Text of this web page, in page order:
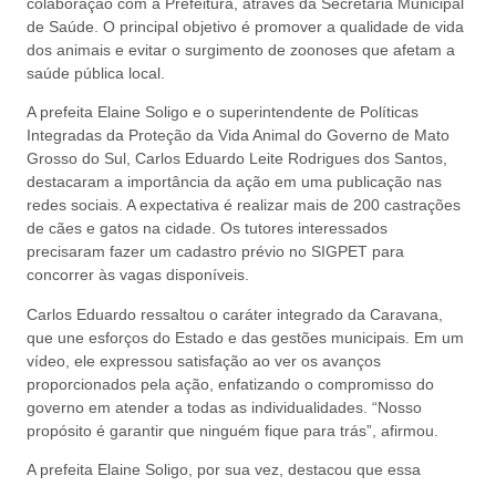
de Saúde. O principal objetivo é promover a qualidade de vida
dos animais e evitar o surgimento de zoonoses que afetam a
saúde pública local.
A prefeita Elaine Soligo e o superintendente de Políticas
Integradas da Proteção da Vida Animal do Governo de Mato
Grosso do Sul, Carlos Eduardo Leite Rodrigues dos Santos,
destacaram a importância da ação em uma publicação nas
redes sociais. A expectativa é realizar mais de 200 castrações
de cães e gatos na cidade. Os tutores interessados
precisaram fazer um cadastro prévio no SIGPET para
concorrer às vagas disponíveis.
Carlos Eduardo ressaltou o caráter integrado da Caravana,
que une esforços do Estado e das gestões municipais. Em um
vídeo, ele expressou satisfação ao ver os avanços
proporcionados pela ação, enfatizando o compromisso do
governo em atender a todas as individualidades. “Nosso
propósito é garantir que ninguém fique para trás”, afirmou.
A prefeita Elaine Soligo, por sua vez, destacou que essa